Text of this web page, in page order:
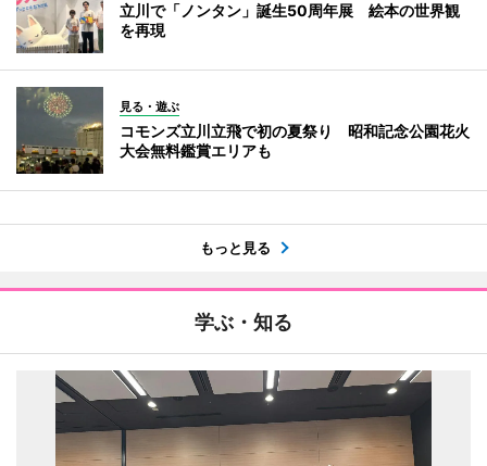
立川で「ノンタン」誕生50周年展 絵本の世界観
を再現
見る・遊ぶ
コモンズ立川立飛で初の夏祭り 昭和記念公園花火
大会無料鑑賞エリアも
もっと見る
学ぶ・知る